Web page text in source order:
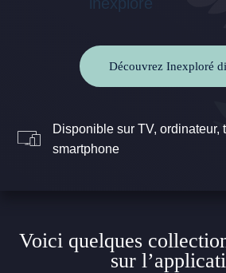
Découvrez Inexploré
Disponible sur TV, ordinateur,
smartphone
Voici quelques
sur